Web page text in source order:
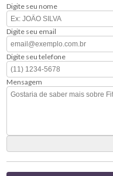
Digite seu nome
Digite seu email
Digite seu telefone
Mensagem